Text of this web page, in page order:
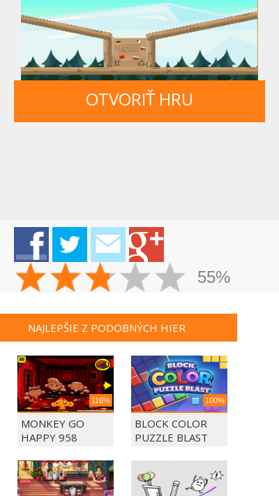
OTVORIŤ HRU
55%
NAJLEPŠIE Z PODOBNÝCH HIER
116%
MONKEY GO
HAPPY 958
100%
BLOCK COLOR
PUZZLE BLAST